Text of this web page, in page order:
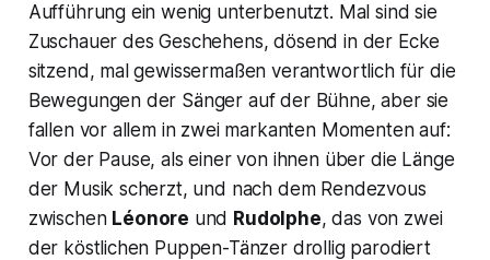
Aufführung ein wenig unterbenutzt. Mal sind sie
Zuschauer des Geschehens, dösend in der Ecke
sitzend, mal gewissermaßen verantwortlich für die
Bewegungen der Sänger auf der Bühne, aber sie
fallen vor allem in zwei markanten Momenten auf:
Vor der Pause, als einer von ihnen über die Länge
der Musik scherzt, und nach dem Rendezvous
zwischen Léonore und Rudolphe, das von zwei
der köstlichen Puppen-Tänzer drollig parodiert